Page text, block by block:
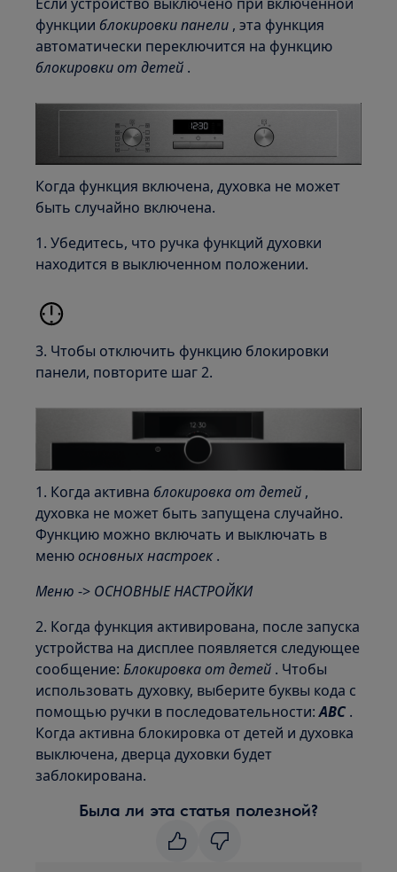
функцииблокировки панели , эта функция
автоматически переключится на функцию
блокировки от детей .
Когда функция включена, духовка не может
быть случайно включена.
1. Убедитесь, что ручка функций духовки
находится в выключенном положении.
3. Чтобы отключить функцию блокировки
панели, повторите шаг 2.
1. Когда активнаблокировка от детей ,
духовка не может быть запущена случайно.
Функцию можно включать и выключать в
менюосновных настроек .
Меню -> ОСНОВНЫЕ НАСТРОЙКИ
2. Когда функция активирована, после запуска
устройства на дисплее появляется следующее
сообщение:Блокировка от детей . Чтобы
использовать духовку, выберите буквы кода с
помощью ручки в последовательности:ABC .
Когда активна блокировка от детей и духовка
выключена, дверца духовки будет
заблокирована.
Была ли эта статья полезной?